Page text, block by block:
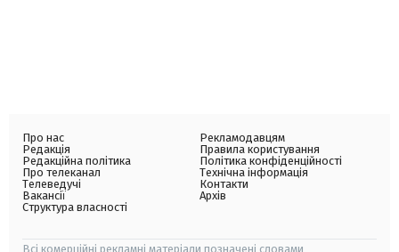
Про нас
Редакція
Редакційна політика
Про телеканал
Телеведучі
Вакансії
Структура власності
Рекламодавцям
Правила користування
Політика конфіденційності
Технічна інформація
Контакти
Архів
Всі комерційні рекламні матеріали позначені словами